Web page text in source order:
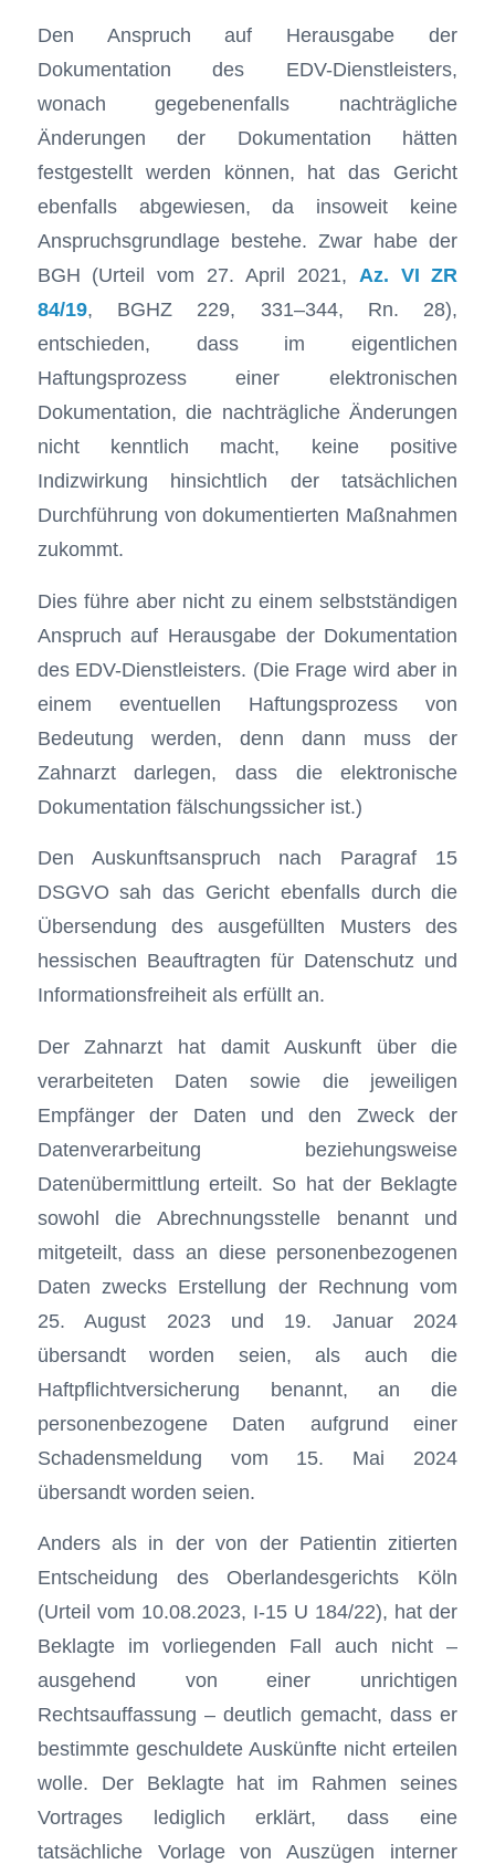
Den Anspruch auf Herausgabe der
Dokumentation des EDV-Dienstleisters,
wonach gegebenenfalls nachträgliche
Änderungen der Dokumentation hätten
festgestellt werden können, hat das Gericht
ebenfalls abgewiesen, da insoweit keine
Anspruchsgrundlage bestehe. Zwar habe der
BGH (Urteil vom 27. April 2021, Az. VI ZR
84/19, BGHZ 229, 331–344, Rn. 28),
entschieden, dass im eigentlichen
Haftungsprozess einer elektronischen
Dokumentation, die nachträgliche Änderungen
nicht kenntlich macht, keine positive
Indizwirkung hinsichtlich der tatsächlichen
Durchführung von dokumentierten Maßnahmen
zukommt.
Dies führe aber nicht zu einem selbstständigen
Anspruch auf Herausgabe der Dokumentation
des EDV-Dienstleisters. (Die Frage wird aber in
einem eventuellen Haftungsprozess von
Bedeutung werden, denn dann muss der
Zahnarzt darlegen, dass die elektronische
Dokumentation fälschungssicher ist.)
Den Auskunftsanspruch nach Paragraf 15
DSGVO sah das Gericht ebenfalls durch die
Übersendung des ausgefüllten Musters des
hessischen Beauftragten für Datenschutz und
Informationsfreiheit als erfüllt an.
Der Zahnarzt hat damit Auskunft über die
verarbeiteten Daten sowie die jeweiligen
Empfänger der Daten und den Zweck der
Datenverarbeitung beziehungsweise
Datenübermittlung erteilt. So hat der Beklagte
sowohl die Abrechnungsstelle benannt und
mitgeteilt, dass an diese personenbezogenen
Daten zwecks Erstellung der Rechnung vom
25. August 2023 und 19. Januar 2024
übersandt worden seien, als auch die
Haftpflichtversicherung benannt, an die
personenbezogene Daten aufgrund einer
Schadensmeldung vom 15. Mai 2024
übersandt worden seien.
Anders als in der von der Patientin zitierten
Entscheidung des Oberlandesgerichts Köln
(Urteil vom 10.08.2023, I-15 U 184/22), hat der
Beklagte im vorliegenden Fall auch nicht –
ausgehend von einer unrichtigen
Rechtsauffassung – deutlich gemacht, dass er
bestimmte geschuldete Auskünfte nicht erteilen
wolle. Der Beklagte hat im Rahmen seines
Vortrages lediglich erklärt, dass eine
tatsächliche Vorlage von Auszügen interner